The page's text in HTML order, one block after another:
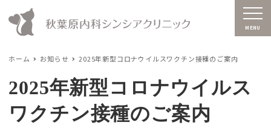
MENU
ホーム お知らせ 2025年新型コロナウイルスワクチン接種のご案内
2025年新型コロナウイルス
ワクチン接種のご案内